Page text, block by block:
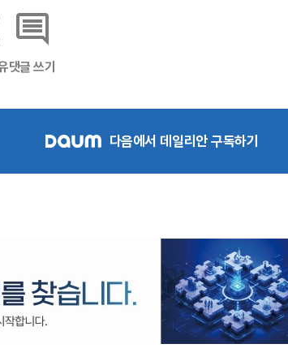
댓글 쓰기
다음에서 데일리안 구독하기